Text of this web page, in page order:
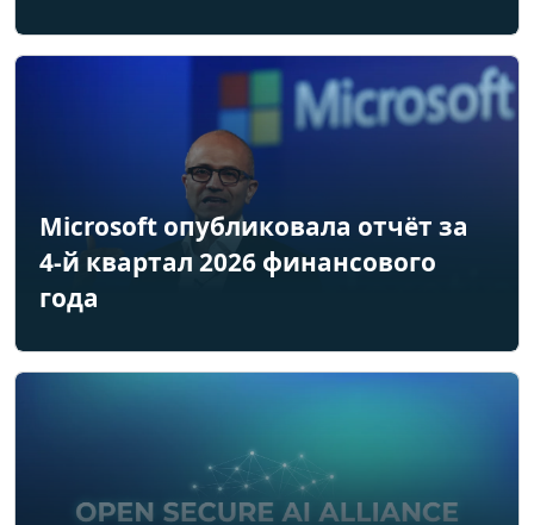
Microsoft опубликовала отчёт за
4-й квартал 2026 финансового
года